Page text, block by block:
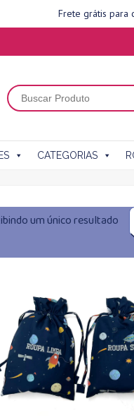
Frete grátis para
CATEGORIAS
um único resultado